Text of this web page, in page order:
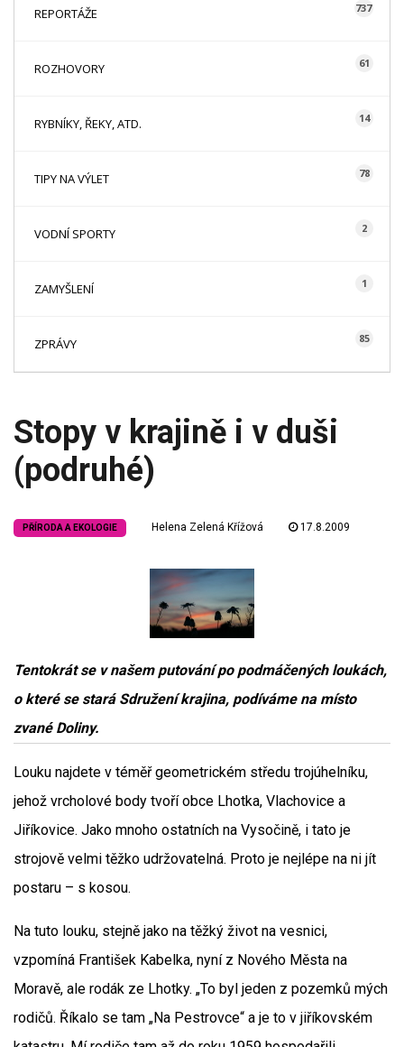
REPORTÁŽE 737
ROZHOVORY 61
RYBNÍKY, ŘEKY, ATD. 14
TIPY NA VÝLET 78
VODNÍ SPORTY 2
ZAMYŠLENÍ 1
ZPRÁVY 85
Stopy v krajině i v duši
(podruhé)
PŘÍRODA A EKOLOGIE Helena Zelená Křížová 17.8.2009
Tentokrát se v našem putování po podmáčených loukách,
o které se stará Sdružení krajina, podíváme na místo
zvané Doliny.
Louku najdete v téměř geometrickém středu trojúhelníku,
jehož vrcholové body tvoří obce Lhotka, Vlachovice a
Jiříkovice. Jako mnoho ostatních na Vysočině, i tato je
strojově velmi těžko udržovatelná. Proto je nejlépe na ni jít
postaru – s kosou.
Na tuto louku, stejně jako na těžký život na vesnici,
vzpomíná František Kabelka, nyní z Nového Města na
Moravě, ale rodák ze Lhotky. „To byl jeden z pozemků mých
rodičů. Říkalo se tam „Na Pestrovce“ a je to v jiříkovském